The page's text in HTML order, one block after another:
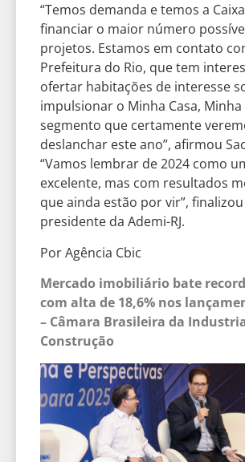
“Temos demanda e temos a
financiar o maior número
projetos. Estamos em contato
Prefeitura do Rio, que tem
ofertar habitações de interesse
impulsionar o Minha Casa, Minha
segmento que certamente
deslanchar este ano”, afirmou
“Vamos lembrar de 2024 como
excelente, mas com resultados
que ainda estão por vir”,
presidente da Ademi-RJ.
Por Agência Cbic
Mercado imobiliário bate
com alta de 18,6% nos
– Câmara Brasileira da
Construção